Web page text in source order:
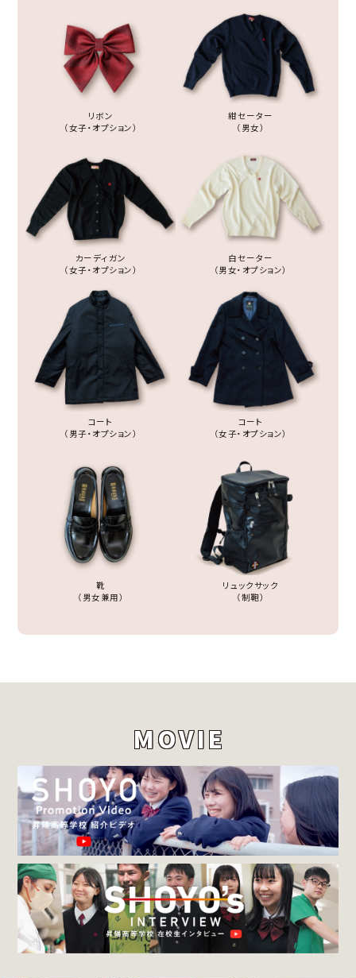
リボン
（女子・オプション）
紺セーター
（男女）
カーディガン
（女子・オプション）
白セーター
（男女・オプション）
コート
（男子・オプション）
コート
（女子・オプション）
靴
（男女兼用）
リュックサック
（制鞄）
MOVIE